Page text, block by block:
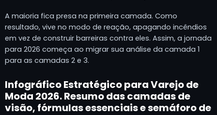
A maioria fica presa na primeira camada. Como
resultado, vive no modo de reação, apagando incêndios
em vez de construir barreiras contra eles. Assim, a jornada
para 2026 começa ao migrar sua análise da camada 1
para as camadas 2 e 3.
Infográfico Estratégico para Varejo de
Moda 2026. Resumo das camadas de
visão, fórmulas essenciais e semáforo de